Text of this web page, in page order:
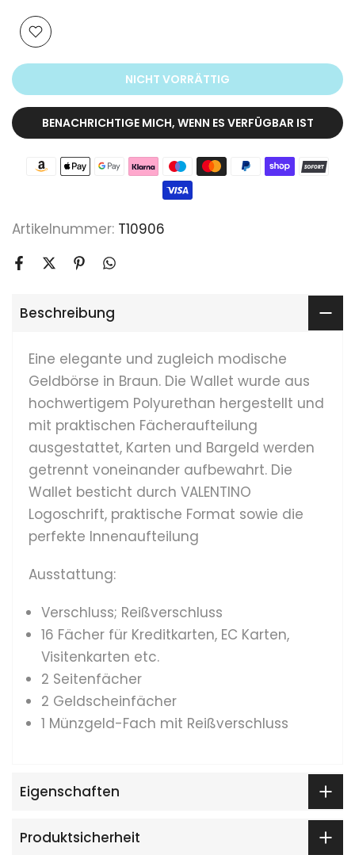
NICHT VORRÄTTIG
BENACHRICHTIGE MICH, WENN ES VERFÜGBAR IST
Artikelnummer: T10906
Beschreibung
Eine elegante und zugleich modische
Geldbörse in Braun. Die Wallet wurde aus
hochwertigem Polyurethan hergestellt und
mit praktischen Fächeraufteilung
ausgestattet, Karten und Bargeld werden
getrennt voneinander aufbewahrt. Die
Wallet besticht durch VALENTINO
Logoschrift, praktische Format sowie die
perfekte Innenaufteilung
Ausstattung:
Verschluss; Reißverschluss
16 Fächer für Kreditkarten, EC Karten,
Visitenkarten etc.
2 Seitenfächer
2 Geldscheinfächer
1 Münzgeld-Fach mit Reißverschluss
Eigenschaften
Produktsicherheit